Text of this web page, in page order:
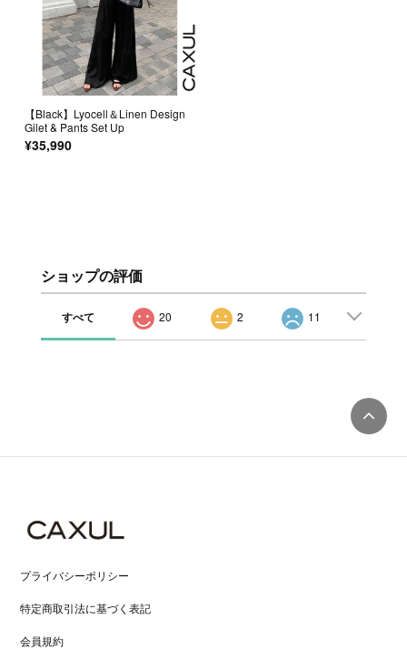
【Black】Lyocell＆Linen Design
Gilet & Pants Set Up
¥35,990
ショップの評価
すべて 20 2 11
プライバシーポリシー
特定商取引法に基づく表記
会員規約